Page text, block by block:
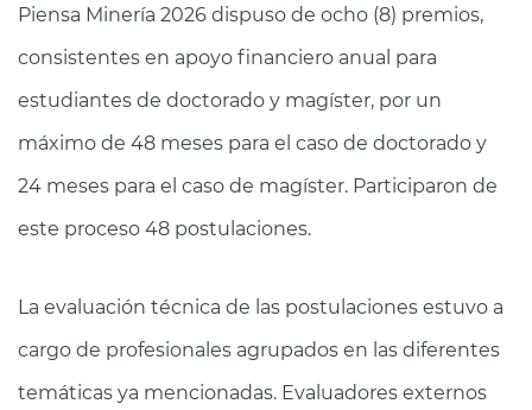
Piensa Minería 2026 dispuso de ocho (8) premios,
consistentes en apoyo financiero anual para
estudiantes de doctorado y magíster, por un
máximo de 48 meses para el caso de doctorado y
24 meses para el caso de magíster. Participaron de
este proceso 48 postulaciones.
La evaluación técnica de las postulaciones estuvo a
cargo de profesionales agrupados en las diferentes
temáticas ya mencionadas. Evaluadores externos